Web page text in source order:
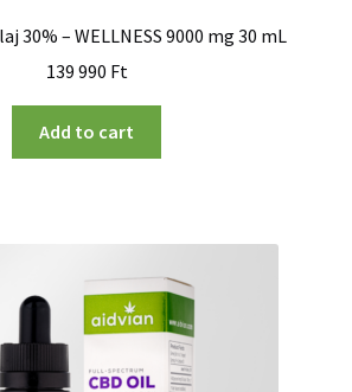
30% – WELLNESS 9000 mg 30 mL
139 990 Ft
Add to cart